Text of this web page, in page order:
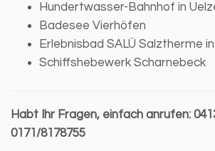
Hundertwasser-Bahnhof in
Badesee Vierhöfen
Erlebnisbad SALÜ Salztherme
Schiffshebewerk Scharnebeck
Habt Ihr Fragen, einfach anrufen:
0171/8178755